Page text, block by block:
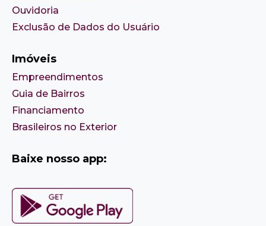
Ouvidoria
Exclusão de Dados do Usuário
Imóveis
Empreendimentos
Guia de Bairros
Financiamento
Brasileiros no Exterior
Baixe nosso app: